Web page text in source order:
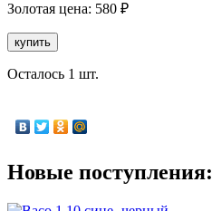
Золотая цена: 580 ₽
купить
Осталось 1 шт.
Новые поступления: